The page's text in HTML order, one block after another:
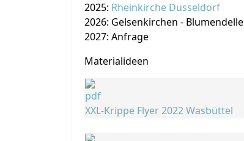
2025: Rheinkirche Düsseldorf
2026: Gelsenkirchen - Blumendelle
2027: Anfrage
Materialideen
XXL-Krippe Flyer 2022 Wasbüttel